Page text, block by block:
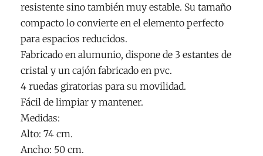
resistente sino también muy estable. Su tamaño
compacto lo convierte en el elemento perfecto
para espacios reducidos.
Fabricado en alumunio, dispone de 3 estantes de
cristal y un cajón fabricado en pvc.
4 ruedas giratorias para su movilidad.
Fácil de limpiar y mantener.
Medidas:
Alto: 74 cm.
Ancho: 50 cm.